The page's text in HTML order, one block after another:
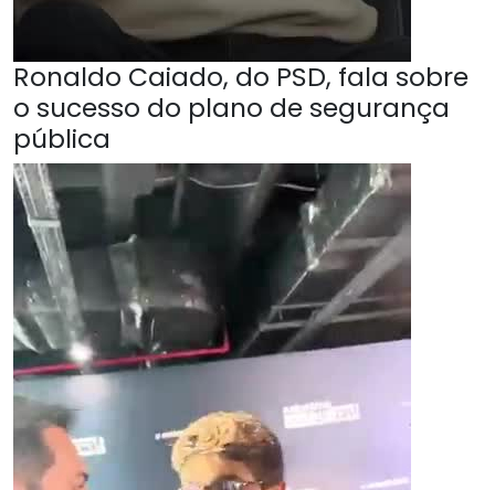
Ronaldo Caiado, do PSD, fala sobre
o sucesso do plano de segurança
pública